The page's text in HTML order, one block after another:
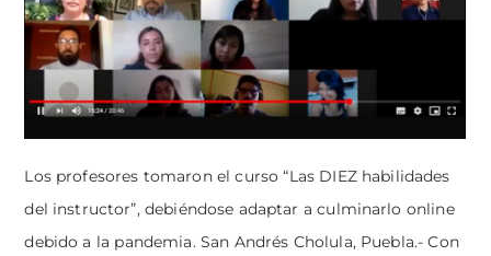
Los profesores tomaron el curso “Las DIEZ habilidades
del instructor”, debiéndose adaptar a culminarlo online
debido a la pandemia. San Andrés Cholula, Puebla.- Con